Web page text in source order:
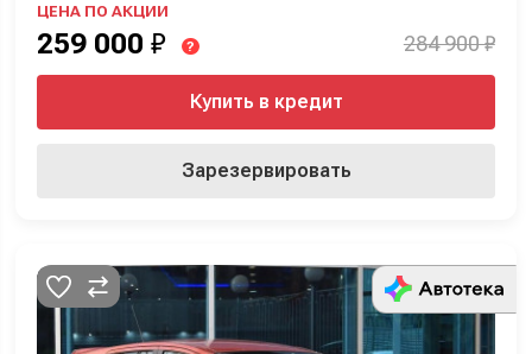
ЦЕНА ПО АКЦИИ
259 000 ₽ ? 284 900 ₽
Купить в кредит
Зарезервировать